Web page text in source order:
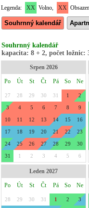
Legenda: XX Volno, XX
Souhrnný kalendář
Souhrnný kalendář
kapacita: 8 + 2, počet ložnic:
Srpen 2026
Po Út St Čt Pá So Ne
27 28 29 30 31 1 2
3 4 5 6 7 8 9
10 11 12 13 14 15 16
17 18 19 20 21 22 23
24 25 26 27 28 29 30
31 1 2 3 4 5 6
Leden 2027
Po Út St Čt Pá So Ne
28 29 30 31 1 2 3